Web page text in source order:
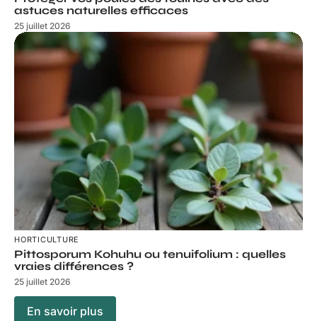
astuces naturelles efficaces
25 juillet 2026
HORTICULTURE
Pittosporum Kohuhu ou tenuifolium : quelles
vraies différences ?
25 juillet 2026
En savoir plus